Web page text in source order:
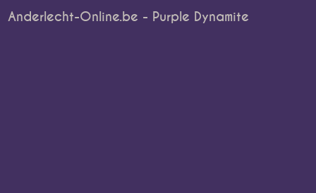
Anderlecht-Online.be - Purple Dynamite